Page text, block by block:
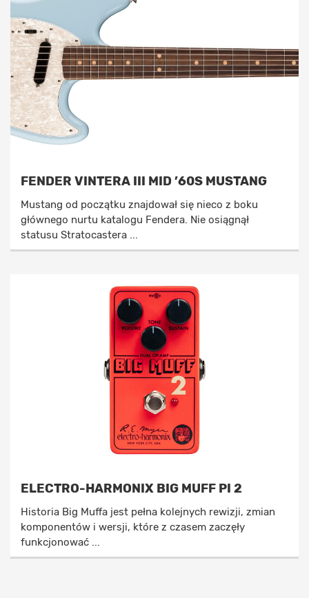
FENDER VINTERA III MID ’60S MUSTANG
Mustang od początku znajdował się nieco z boku
głównego nurtu katalogu Fendera. Nie osiągnął
statusu Stratocastera ...
ELECTRO-HARMONIX BIG MUFF PI 2
Historia Big Muffa jest pełna kolejnych rewizji, zmian
komponentów i wersji, które z czasem zaczęły
funkcjonować ...